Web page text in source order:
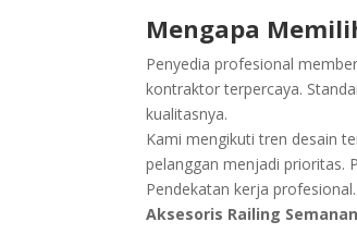
Mengapa
Penyedia profesional
kontraktor terpercaya.
kualitasnya.
Kami mengikuti tren desain
pelanggan menjadi prioritas.
Pendekatan kerja
Aksesoris Railing Semanan